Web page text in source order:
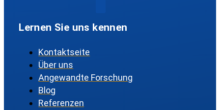
Lernen Sie uns kennen
Kontaktseite
Über uns
Angewandte Forschung
Blog
Referenzen